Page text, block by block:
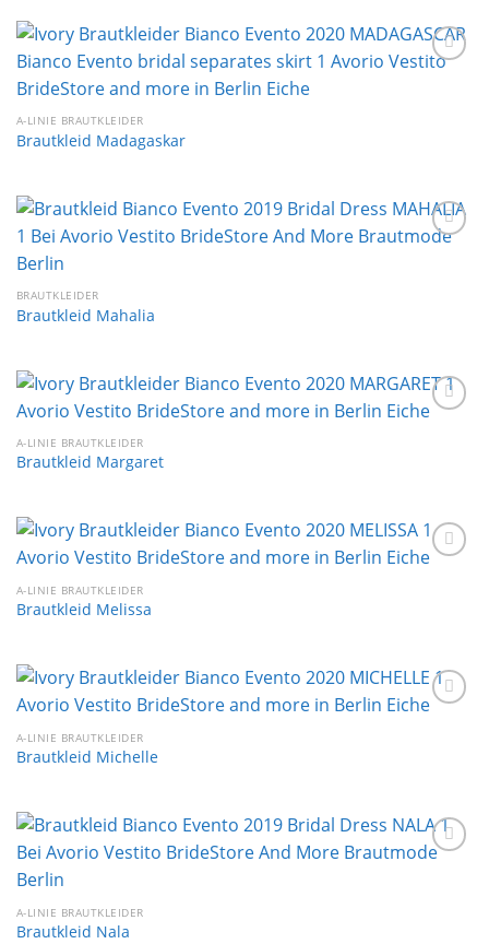
A-LINIE BRAUTKLEIDER
Brautkleid Madagaskar
BRAUTKLEIDER
Brautkleid Mahalia
A-LINIE BRAUTKLEIDER
Brautkleid Margaret
A-LINIE BRAUTKLEIDER
Brautkleid Melissa
A-LINIE BRAUTKLEIDER
Brautkleid Michelle
A-LINIE BRAUTKLEIDER
Brautkleid Nala